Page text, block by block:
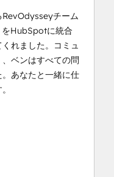
チーム
をHubSpotに統合
れました。コミュ
ベンはすべての問
あなたと一緒に仕